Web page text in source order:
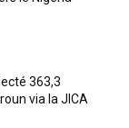
363,3
via la JICA